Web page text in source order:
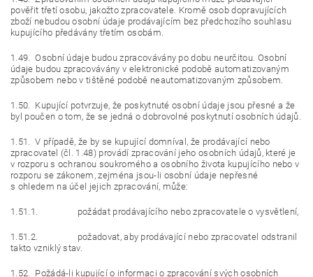
pověřit třetí osobu, jakožto zpracovatele. Kromě osob dopravujících
zboží nebudou osobní údaje prodávajícím bez předchozího souhlasu
kupujícího předávány třetím osobám.
1.49. Osobní údaje budou zpracovávány po dobu neurčitou. Osobní
údaje budou zpracovávány v elektronické podobě automatizovaným
způsobem nebo v tištěné podobě neautomatizovaným způsobem.
1.50. Kupující potvrzuje, že poskytnuté osobní údaje jsou přesné a že
byl poučen o tom, že se jedná o dobrovolné poskytnutí osobních údajů.
1.51. V případě, že by se kupující domníval, že prodávající nebo
zpracovatel (čl. 1.48) provádí zpracování jeho osobních údajů, které je
v rozporu s ochranou soukromého a osobního života kupujícího nebo v
rozporu se zákonem, zejména jsou-li osobní údaje nepřesné
s ohledem na účel jejich zpracování, může:
1.51.1. požádat prodávajícího nebo zpracovatele o vysvětlení,
1.51.2. požadovat, aby prodávající nebo zpracovatel odstranil
takto vzniklý stav.
1.52. Požádá-li kupující o informaci o zpracování svých osobních